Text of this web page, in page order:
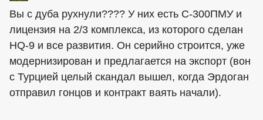
Вы с дуба рухнули???? У них есть С-300ПМУ и
лицензия на 2/3 комплекса, из которого сделан
HQ-9 и все развития. Он серийно строится, уже
модернизирован и предлагается на экспорт (вон
с Турцией целый скандал вышел, когда Эрдоган
отправил гонцов и контракт ваять начали).